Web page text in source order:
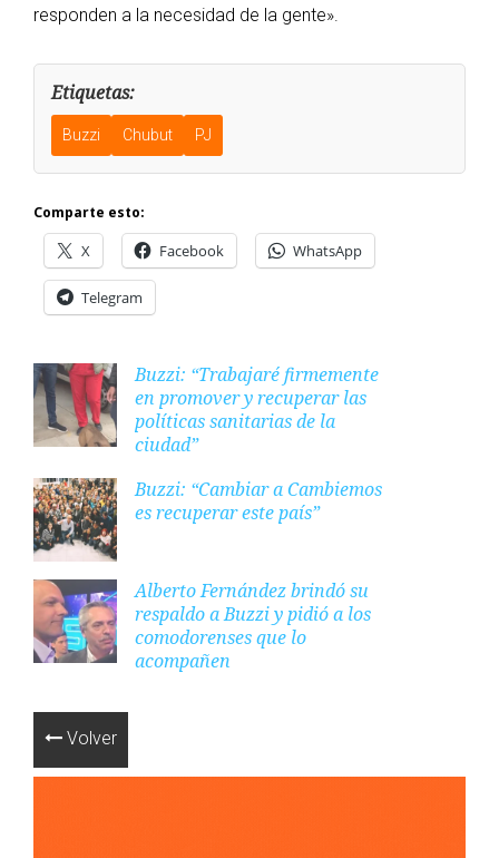
responden a la necesidad de la gente».
Etiquetas:
Buzzi Chubut PJ
Comparte esto:
X Facebook WhatsApp
Telegram
Buzzi: “Trabajaré firmemente
en promover y recuperar las
políticas sanitarias de la
ciudad”​
Buzzi: “Cambiar a Cambiemos
es recuperar este país”
Alberto Fernández brindó su
respaldo a Buzzi y pidió a los
comodorenses que lo
acompañen
Volver